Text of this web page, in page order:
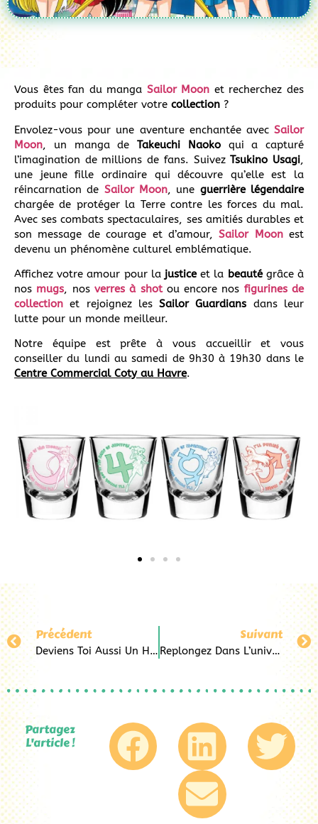
Vous êtes fan du manga Sailor Moon et recherchez des
produits pour compléter votre collection ?
Envolez-vous pour une aventure enchantée avec Sailor
Moon, un manga de Takeuchi Naokoqui a capturé
l’imagination de millions de fans. SuivezTsukino Usagi,
une jeune fille ordinaire qui découvre qu’elle est la
réincarnation de Sailor Moon, une guerrière légendaire
chargée de protéger la Terre contre les forces du mal.
Avec ses combats spectaculaires, ses amitiés durables et
son message de courage et d’amour,Sailor Moonest
devenu un phénomène culturel emblématique.
Affichez votre amour pour la justiceet la beautégrâce à
nos mugs, nos verres à shotou encore nos figurines de
collection et rejoignez lesSailor Guardians dans leur
lutte pour un monde meilleur.
Notre équipe est prête à vous accueillir et vous
conseiller du lundi au samedi de 9h30 à 19h30 dans le
Centre Commercial Coty au Havre.
Précédent
Deviens Toi Aussi Un Hunter Grâce À Pop&Co Au Havre
Suivant
Replongez Dans L’univers Disney Avec Mickey Et Minnie Mouse Chez Pop&Co Au Havre
Partagez
L'article !